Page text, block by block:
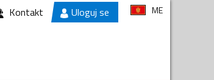
Kontakt Uloguj se ME